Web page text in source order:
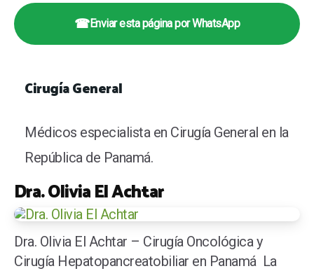
☎Enviar esta página por WhatsApp
Cirugía General
Médicos especialista en Cirugía General en la
República de Panamá.
Dra. Olivia El Achtar
Dra. Olivia El Achtar – Cirugía Oncológica y
Cirugía Hepatopancreatobiliar en Panamá La